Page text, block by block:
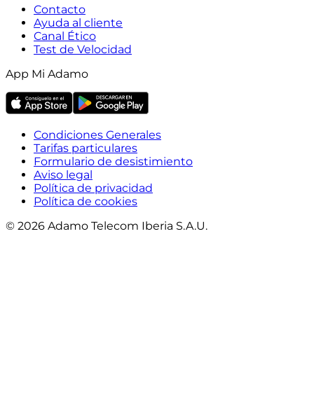
Contacto
Ayuda al cliente
Canal Ético
Test de Velocidad
App Mi Adamo
Condiciones Generales
Tarifas particulares
Formulario de desistimiento
Aviso legal
Política de privacidad
Política de cookies
© 2026 Adamo Telecom Iberia S.A.U.